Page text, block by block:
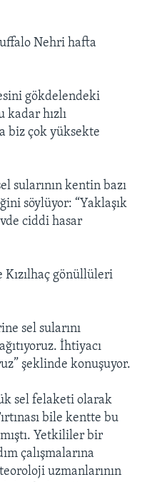
Nehri hafta
gökdelendeki
kadar hızlı
biz çok yüksekte
sularının kentin bazı
söylüyor: “Yaklaşık
ciddi hasar
gönüllüleri
sel sularını
İhtiyacı
şeklinde konuşuyor.
sel felaketi olarak
bile kentte bu
Yetkililer bir
çalışmalarına
uzmanlarının